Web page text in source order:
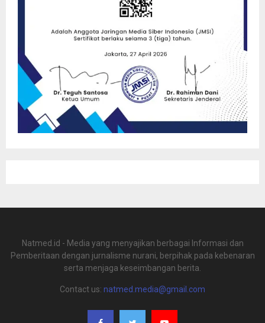
Natmed.id - Media yang menyajikan berbagai Informasi dan
Pemberitaan dengan jurnalisme nurani, berpihak pada kebenaran
serta menjaga keseimbangan berita.
Contact us: natmed.media@gmail.com